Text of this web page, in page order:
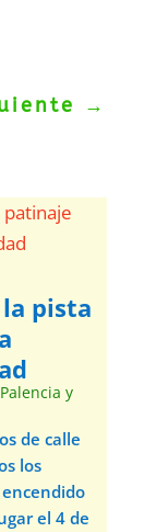
→
pista
Palencia y
de calle
los
el 4 de